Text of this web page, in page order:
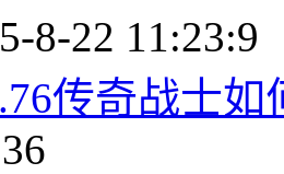
8-22 11:23:9
传奇战士